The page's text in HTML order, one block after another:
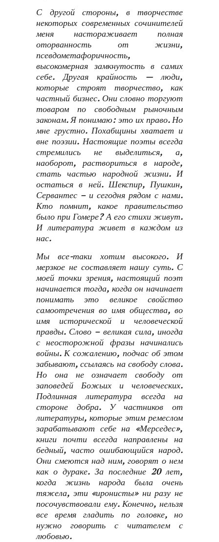
С другой стороны, в творчестве
некоторых современных сочинителей
меня настораживает полная
оторванность от жизни,
псевдометафоричность,
высокомерная замкнутость в самих
себе. Другая крайность — люди,
которые строят творчество, как
частный бизнес. Они словно торгуют
товаром по свободным рыночным
законам. Я понимаю: это их право. Но
мне грустно. Похабщины хватает и
вне поэзии. Настоящие поэты всегда
стремились не выделиться, а,
наоборот, раствориться в народе,
стать частью народной жизни. И
остаться в ней. Шекспир, Пушкин,
Сервантес – и сегодня рядом с нами.
Кто помнит, какое правительство
было при Гомере? А его стихи живут.
И литература живет в каждом из
нас.
Мы все-таки хотим высокого. И
мерзкое не составляет нашу суть. С
моей точки зрения, настоящий поэт
начинается тогда, когда он начинает
понимать это великое свойство
самоотречения во имя общества, во
имя исторической и человеческой
правды. Слово – великая сила, иногда
с неосторожной фразы начинались
войны. К сожалению, подчас об этом
забывают, ссылаясь на свободу слова.
Но она не означает свободу от
заповедей Божьих и человеческих.
Подлинная литература всегда на
стороне добра. У частников от
литературы, которые этим ремеслом
зарабатывают себе на «Мерседес»,
книги почти всегда направлены на
бедный, часто ошибающийся народ.
Они смеются над ним, говорят о нем
как о дураке. За последние 20 лет,
когда жизнь народа была очень
тяжела, эти «иронисты» ни разу не
посочувствовали ему. Конечно, нельзя
все время гладить по головке, но
нужно говорить с читателем с
любовью.